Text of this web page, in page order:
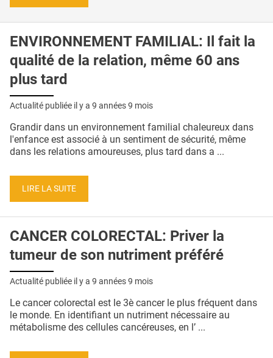
ENVIRONNEMENT FAMILIAL: Il fait la
qualité de la relation, même 60 ans
plus tard
Actualité publiée il y a 9 années 9 mois
Grandir dans un environnement familial chaleureux dans
l'enfance est associé à un sentiment de sécurité, même
dans les relations amoureuses, plus tard dans a ...
LIRE LA SUITE
CANCER COLORECTAL: Priver la
tumeur de son nutriment préféré
Actualité publiée il y a 9 années 9 mois
Le cancer colorectal est le 3è cancer le plus fréquent dans
le monde. En identifiant un nutriment nécessaire au
métabolisme des cellules cancéreuses, en l’ ...